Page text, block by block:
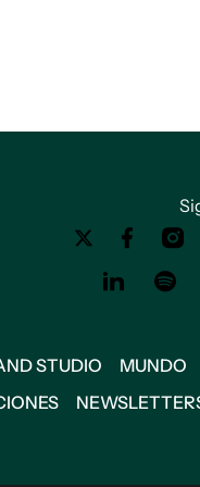
STUDIO
MUNDO